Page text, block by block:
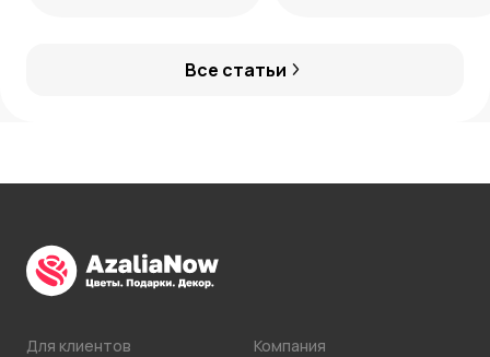
Все статьи
Для клиентов Компания